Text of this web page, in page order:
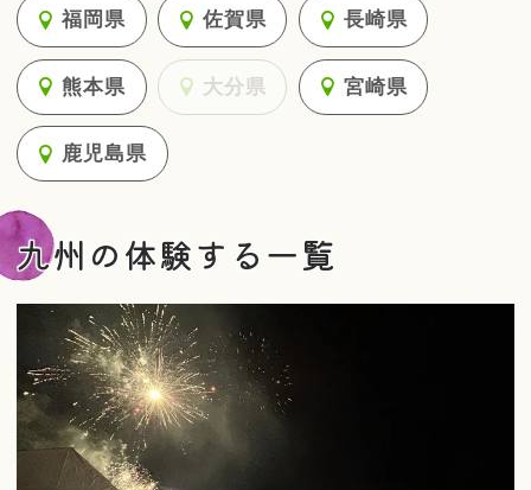
福岡県 佐賀県 長崎県
熊本県 大分県 宮崎県
鹿児島県
九州の体験する一覧